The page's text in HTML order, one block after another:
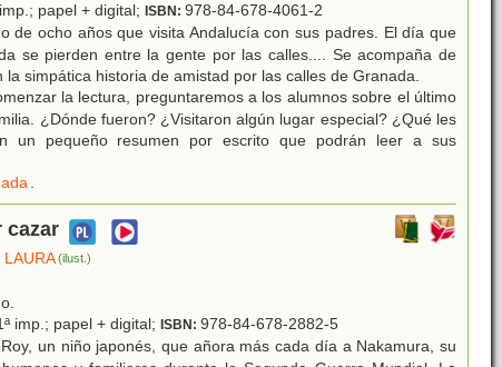
papel + digital; ISBN: 978-84-678-4061-2
de ocho años que visita Andalucía con sus padres. El día que
se pierden entre la gente por las calles.... Se acompaña de
simpática historia de amistad por las calles de Granada.
la lectura, preguntaremos a los alumnos sobre el último
¿Dónde fueron? ¿Visitaron algún lugar especial? ¿Qué les
un pequeño resumen por escrito que podrán leer a sus
.
cazar
LAURA(ilust.)
imp.; papel + digital; ISBN: 978-84-678-2882-5
un niño japonés, que añora más cada día a Nakamura, su